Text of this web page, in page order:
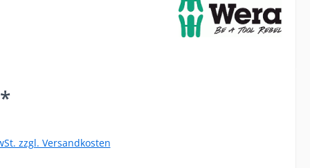
zzgl. Versandkosten